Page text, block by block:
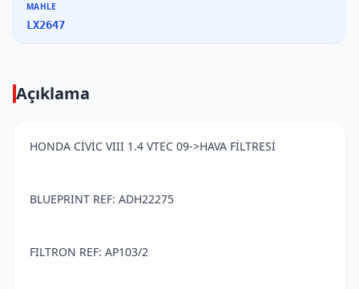
MAHLE
LX2647
Açıklama
HONDA CİVİC VIII 1.4 VTEC 09->HAVA FİLTRESİ
BLUEPRINT REF: ADH22275
FILTRON REF: AP103/2